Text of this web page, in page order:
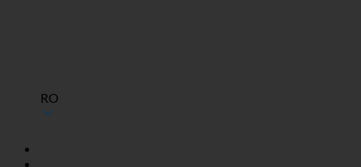
RO